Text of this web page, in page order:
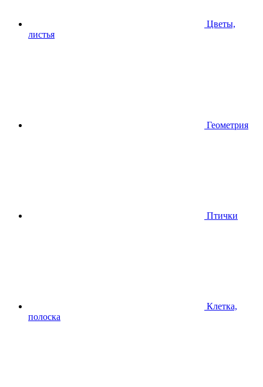
Цветы,
листья
Геометрия
Птички
Клетка,
полоска